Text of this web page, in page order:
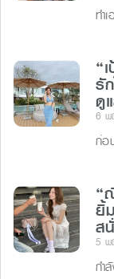
ทำ
“
รั
ดู
6 พ
ก่อ
“
ยิ้
ส
5 พ
กำ